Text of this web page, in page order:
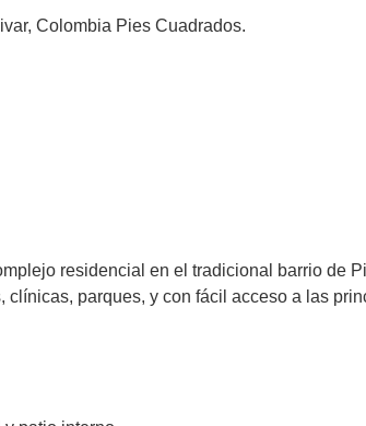
Colombia Pies Cuadrados.
residencial en el tradicional barrio de
parques, y con fácil acceso a las